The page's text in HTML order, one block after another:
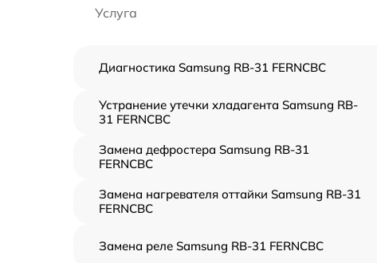
Услуга
Диагностика Samsung RB-31 FERNCBC
Устранение утечки хладагента Samsung RB-
31 FERNCBC
Замена дефростера Samsung RB-31
FERNCBC
Замена нагревателя оттайки Samsung RB-31
FERNCBC
Замена реле Samsung RB-31 FERNCBC